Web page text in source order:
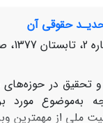
حقوقی‌ آن‌
تحقیق‌ در حوزه‌های‌
به‌موضوع‌ مورد
ملی‌ از